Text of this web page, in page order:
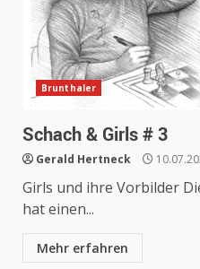
Brunthaler
Schach & Girls # 3
Gerald Hertneck
Girls und ihre Vorbilder
hat einen...
Mehr erfahren